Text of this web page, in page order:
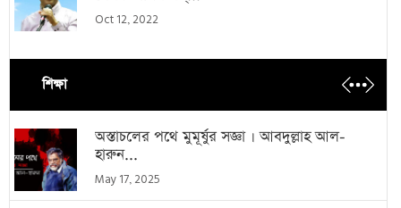
Oct 12, 2022
শিক্ষা
অস্তাচলের পথে মুমূর্ষুর সজ্ঞা । আবদুল্লাহ আল-
হারুন...
May 17, 2025